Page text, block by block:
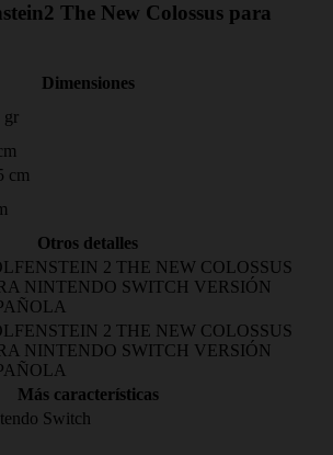
The New Colossus para
Dimensiones
gr
cm
Otros detalles
2 THE NEW COLOSSUS
NINTENDO SWITCH VERSIÓN
2 THE NEW COLOSSUS
NINTENDO SWITCH VERSIÓN
Más características
Switch